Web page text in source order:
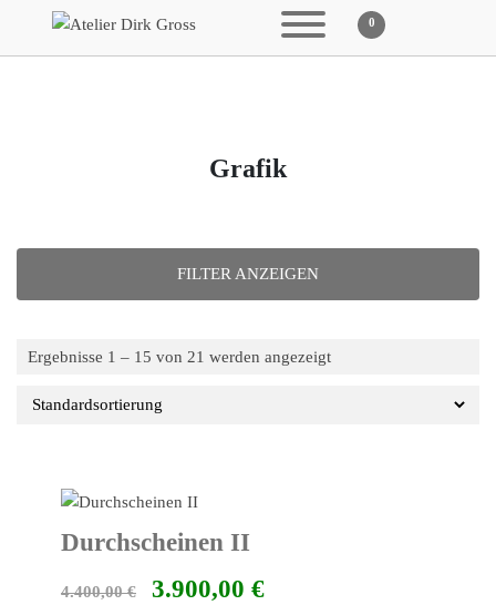
0
Grafik
Ergebnisse 1 – 15 von 21 werden angezeigt
Durchscheinen II
4.400,00€
Ursprünglicher
3.900,00 €